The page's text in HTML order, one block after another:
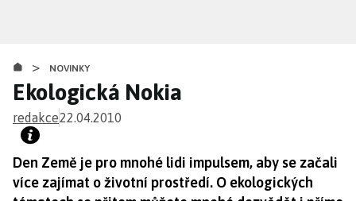
obsahu
> NOVINKY
Ekologická Nokia
redakce22.04.2010
Den Země je pro mnohé lidi impulsem, aby se začali
více zajímat o životní prostředí. O ekologických